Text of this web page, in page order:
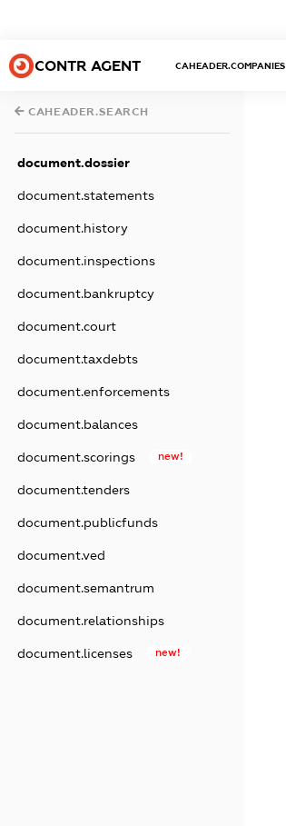
CONTR AGENT CAHEADER.COMPANIES
CAHEADER.SEARCH
document.dossier
document.statements
document.history
document.inspections
document.bankruptcy
document.court
document.taxdebts
document.enforcements
document.balances
document.scorings new!
document.tenders
document.publicfunds
document.ved
document.semantrum
document.relationships
document.licenses new!